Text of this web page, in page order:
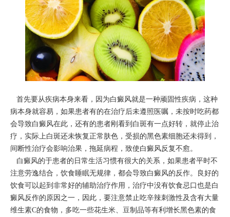
首先要从疾病本身来看，因为白癜风就是一种顽固性疾病，这种
病本身就容易，如果患者有的在治疗后未遵照医嘱，未按时吃药都
会导致白癜风在此，还有的患者刚看到白斑有一点好转，就停止治
疗，实际上白斑还未恢复正常肤色，受损的黑色素细胞还未得到，
间断性治疗会影响治果，拖延病程，致使白癜风反复不愈。
白癜风的于患者的日常生活习惯有很大的关系，如果患者平时不
注意劳逸结合，饮食睡眠无规律，都会导致白癜风的反作。良好的
饮食可以起到非常好的辅助治疗作用，治疗中没有饮食忌口也是白
癜风反作的原因之一，因此，要注意禁止吃辛辣刺激性及含有大量
维生素C的食物，多吃一些花生米、豆制品等有利增长黑色素的食